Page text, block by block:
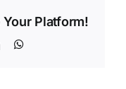
Platform!
LinkedIn